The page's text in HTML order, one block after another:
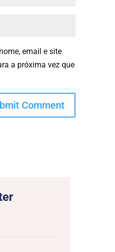
email e site
a próxima vez que